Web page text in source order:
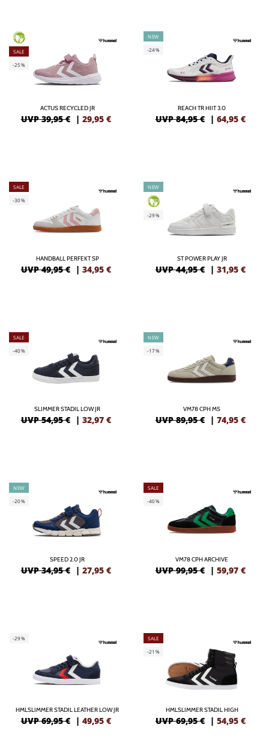
GREEN
SALE
-25%
ACTUS RECYCLED JR
UVP 39,95 € | 29,95 €
NEW
-24%
REACH TR HIIT 3.0
UVP 84,95 € | 64,95 €
SALE
-30%
HANDBALL PERFEKT SP
UVP 49,95 € | 34,95 €
NEW
GREEN
-29%
ST POWER PLAY JR
UVP 44,95 € | 31,95 €
SALE
-40%
SLIMMER STADIL LOW JR
UVP 54,95 € | 32,97 €
NEW
-17%
VM78 CPH MS
UVP 89,95 € | 74,95 €
NEW
-20%
SPEED 2.0 JR
UVP 34,95 € | 27,95 €
SALE
-40%
VM78 CPH ARCHIVE
UVP 99,95 € | 59,97 €
-29%
HMLSLIMMER STADIL LEATHER LOW JR
UVP 69,95 € | 49,95 €
SALE
-21%
HMLSLIMMER STADIL HIGH
UVP 69,95 € | 54,95 €